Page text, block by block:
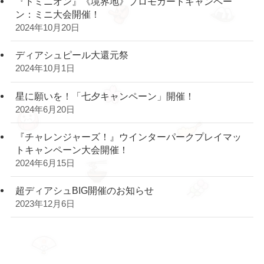
ン：ミニ大会開催！
2024年10月20日
ディアシュピール大還元祭
2024年10月1日
星に願いを！「七夕キャンペーン」開催！
2024年6月20日
『チャレンジャーズ！』ウインターパークプレイマッ
トキャンペーン大会開催！
2024年6月15日
超ディアシュBIG開催のお知らせ
2023年12月6日